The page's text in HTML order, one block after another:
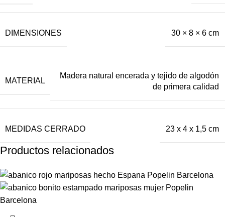
DIMENSIONES 30 × 8 × 6 cm
MATERIAL
Madera natural encerada y tejido de algodón
de primera calidad
MEDIDAS CERRADO 23 x 4 x 1,5 cm
Productos relacionados